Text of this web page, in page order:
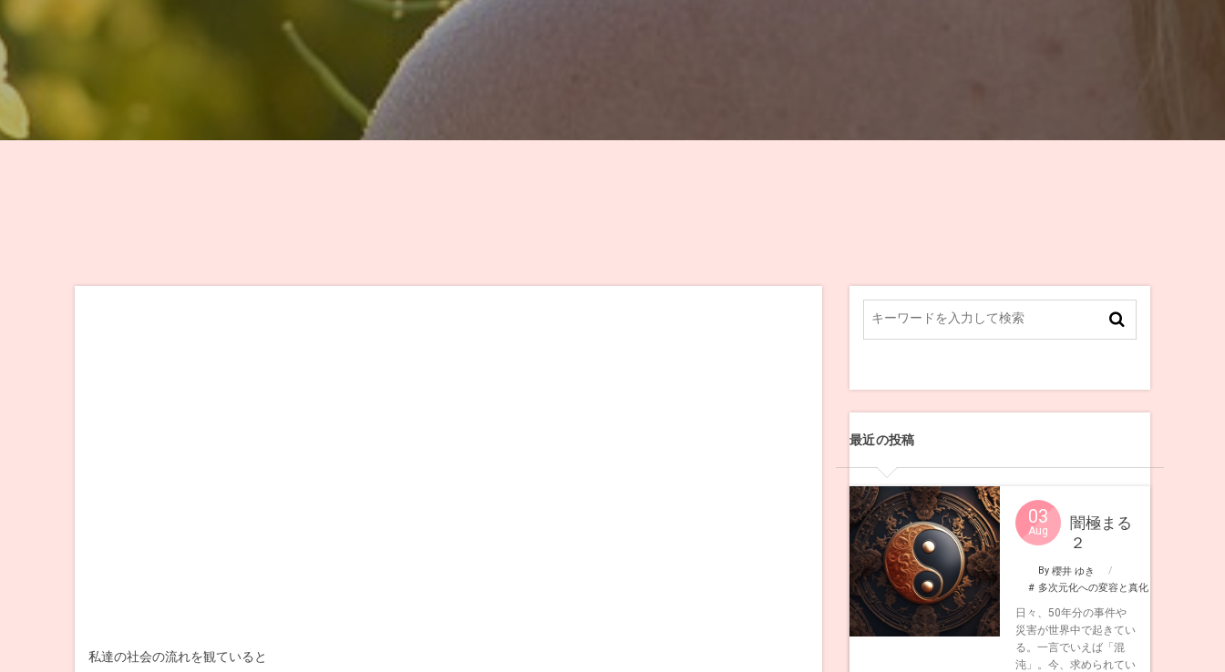
私達の社会の流れを観ていると
最近の投稿
03
Aug
闇極まる
２
By 櫻井 ゆき
多次元化への変容と真化
日々、50年分の事件や
災害が世界中で起きてい
る。一言でいえば「混
沌」。今、求められてい